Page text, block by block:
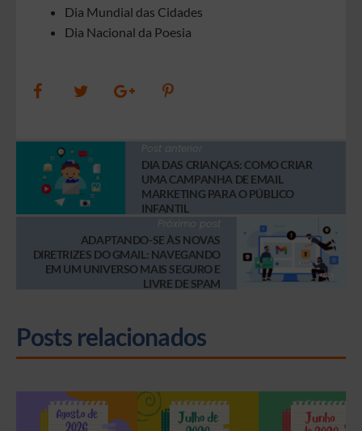
Dia Mundial das Cidades
Dia Nacional da Poesia
Post anterior
DIA DAS CRIANÇAS: COMO CRIAR
UMA CAMPANHA DE EMAIL
MARKETING PARA O PÚBLICO
INFANTIL
Próximo post
ADAPTANDO-SE ÀS NOVAS
DIRETRIZES DO GMAIL: NAVEGANDO
EM UM UNIVERSO MAIS SEGURO E
LIVRE DE SPAM
Posts relacionados